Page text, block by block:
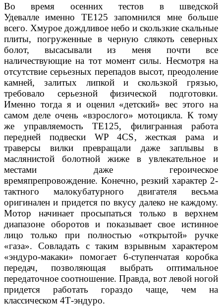
Во время осенних тестов в шведской
Удеваллеименно TE125 запомнился мне больше
всего. Хмурое дождливое небо и скользкие скальные
плиты, погруженные в черную слякоть северных
болот, высасывали из меня почти все
наличествующие на тот момент силы. Несмотря на
отсутствие серьезных перепадов высот, преодоление
камней, залитых липкойи скользкой грязью,
требовало серьезной физической подготовки.
Именно тогда я и оценил «детский»вес этого на
самом деле очень «взрослого» мотоцикла. К тому
же управляемость TE125, филигранная работа
передней подвески WP 4CS, жесткая рама и
траверсы вилки превращали даже заплывы в
маслянистой болотной жиже в увлекательное и
местами даже героическое
времяпрепровождение. Конечно, резкий характер 2-
тактного малокубатурного двигателя весьма
оригинален и придется по вкусу далеко не каждому.
Мотор начинает просыпаться только в верхнем
диапазоне оборотов и показываетсвое истинное
лицо только при полностью «открытой» ручке
«газа». Совладать с таким взрывным характером
«эндуро-макаки» помогает 6-ступенчатая коробка
передач, позволяющая выбрать оптимальное
передаточное соотношение. Правда, вот левой ногой
придется работать гораздо чаще, чем на
классическом 4Т-эндуро.